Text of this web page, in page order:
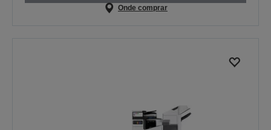
Onde comprar